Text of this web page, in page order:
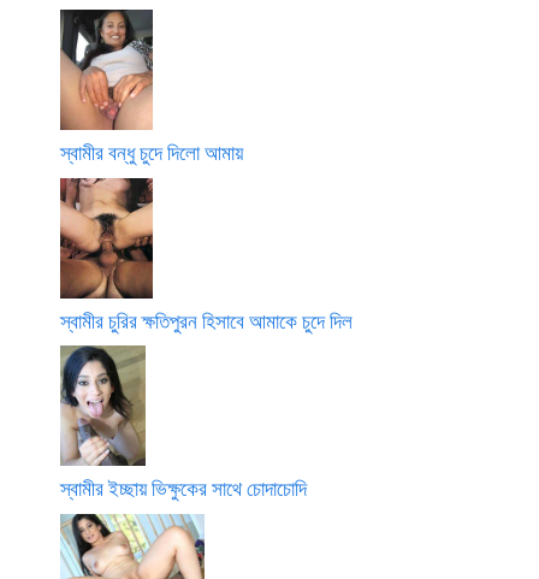
স্বামীর বন্ধু চুদে দিলো আমায়
স্বামীর চুরির ক্ষতিপুরন হিসাবে আমাকে চুদে দিল
স্বামীর ইচ্ছায় ভিক্ষুকের সাথে চোদাচোদি